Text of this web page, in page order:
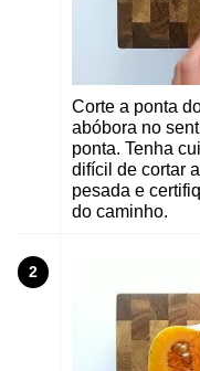
Corte a ponta
abóbora no
ponta. Tenha
difícil de cortar
pesada e
do caminho.
2